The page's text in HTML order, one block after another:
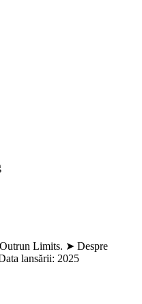
Limits. ➤ Despre
lansării: 2025